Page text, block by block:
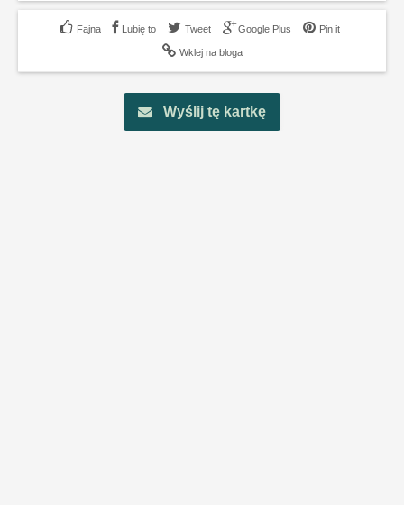
Lubię to Tweet Google Plus Pin it
Wklej na bloga
Wyślij tę kartkę